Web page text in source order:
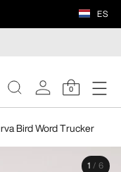
ES
0
Bird Word Trucker
1 / 6